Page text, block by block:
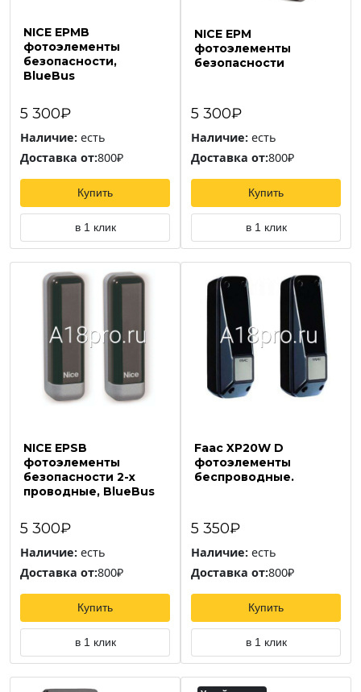
NICE EPMB
фотоэлементы
безопасности,
BlueBus
5 300₽
Наличие: есть
Доставка от:800₽
Купить
в 1 клик
NICE EPM
фотоэлементы
безопасности
5 300₽
Наличие: есть
Доставка от:800₽
Купить
в 1 клик
NICE EPSB
фотоэлементы
безопасности 2-х
проводные, BlueBus
5 300₽
Наличие: есть
Доставка от:800₽
Купить
в 1 клик
Faac XP20W D
фотоэлементы
беспроводные.
5 350₽
Наличие: есть
Доставка от:800₽
Купить
в 1 клик